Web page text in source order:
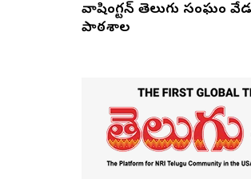
వాషింగ్టన్ తెలుగు సంఘం
పాఠశాల